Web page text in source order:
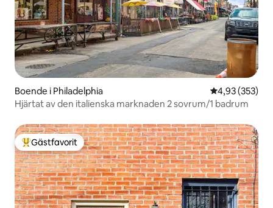
Boende i Philadelphia 4,93 av 5 i
4,93 (353)
Hjärtat av den italienska marknaden 2 sovrum/1 badrum
Populär gästfavorit
Gästfavorit